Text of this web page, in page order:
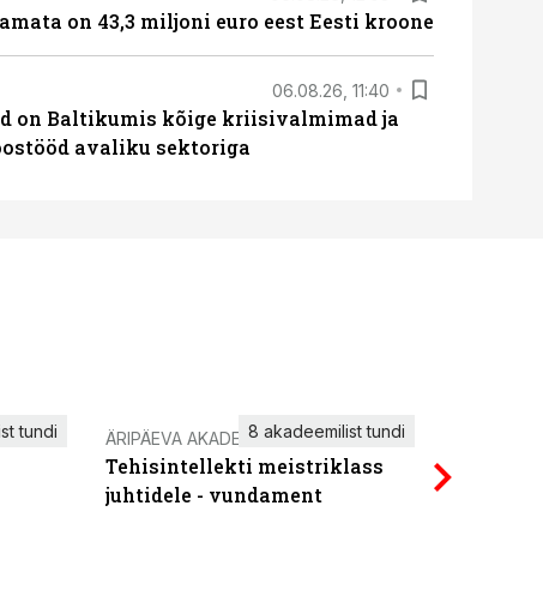
on 43,3 miljoni euro eest Eesti kroone
06.08.26, 11:40
on Baltikumis kõige kriisivalmimad ja
avaliku sektoriga
tundi ÄRIPÄEVA AKADEEMIA
Tehisintellekti meistriklass
juhtidele - vundament
8 akadeemilist tundi